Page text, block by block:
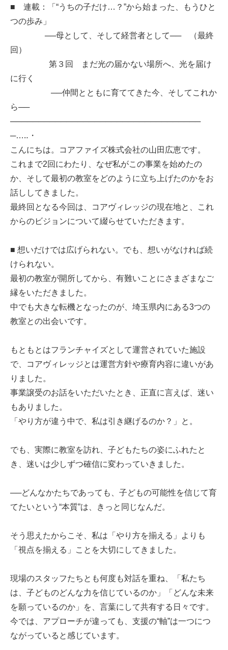
■ 連載：「“うちの子だけ…？”から始まった、もうひと
つの歩み」
──母として、そして経営者として── （最終
回）
第３回 まだ光の届かない場所へ、光を届け
に行く
──仲間とともに育ててきた今、そしてこれか
ら──
──────────────────────────────────
─…‥・
こんにちは。コアファイズ株式会社の山田広恵です。
これまで2回にわたり、なぜ私がこの事業を始めたの
か、そして最初の教室をどのように立ち上げたのかをお
話ししてきました。
最終回となる今回は、コアヴィレッジの現在地と、これ
からのビジョンについて綴らせていただきます。
■ 想いだけでは広げられない。でも、想いがなければ続
けられない。
最初の教室が開所してから、有難いことにさまざまなご
縁をいただきました。
中でも大きな転機となったのが、埼玉県内にある3つの
教室との出会いです。
もともとはフランチャイズとして運営されていた施設
で、コアヴィレッジとは運営方針や療育内容に違いがあ
りました。
事業譲受のお話をいただいたとき、正直に言えば、迷い
もありました。
「やり方が違う中で、私は引き継げるのか？」と。
でも、実際に教室を訪れ、子どもたちの姿にふれたと
き、迷いは少しずつ確信に変わっていきました。
──どんなかたちであっても、子どもの可能性を信じて育
てたいという“本質”は、きっと同じなんだ。
そう思えたからこそ、私は「やり方を揃える」よりも
「視点を揃える」ことを大切にしてきました。
現場のスタッフたちとも何度も対話を重ね、「私たち
は、子どものどんな力を信じているのか」「どんな未来
を願っているのか」を、言葉にして共有する日々です。
今では、アプローチが違っても、支援の“軸”は一つにつ
ながっていると感じています。